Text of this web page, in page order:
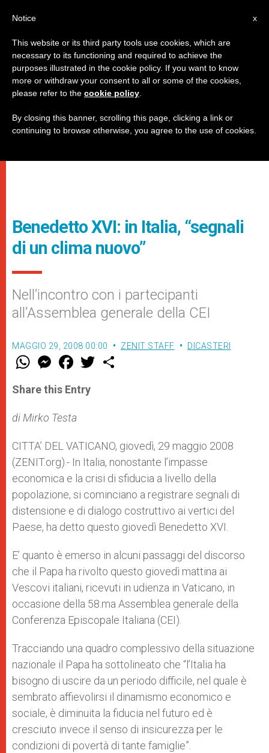
Benedetto XVI: in Italia, “segnali
di un clima nuovo”
Nell’incontro con i partecipanti
all’Assemblea generale della CEI
MAGGIO 29, 2008 00:00 ZENIT STAFF DICASTERI
W
t
s
p
p
M
e
s
e
g
e
F
a
e
b
o
k
w
Share this Entry
di Mirko Testa
CITTA’ DEL VATICANO, giovedì, 29 maggio 2008
(ZENIT.org).- In Italia, nonostante l’impasse
economica e la crisi di sfiducia a livello della
popolazione, si cominciano a registrare segnali di
distensione e di dialogo costruttivo ai vertici del
Paese, ha detto questo giovedì Benedetto XVI.
E’ quanto è emerso in alcuni passaggi del discorso
che il Papa ha rivolto questo giovedì mattina ai
Vescovi italiani, ricevuti in udienza in Vaticano, in
occasione della 58.ma Assemblea generale della
Conferenza Episcopale Italiana (CEI).
Tracciando una quadro complessivo della situazione
nazionale il Papa ha sottolineato che “l’Italia ha
bisogno di uscire da un periodo difficile, nel quale è
sembrato affievolirsi il dinamismo economico e
sociale, è diminuita la fiducia nel futuro ed è
cresciuto invece il senso di insicurezza per le
condizioni di povertà di tante famiglie”.
x
Notice
This website or its third party tools use cookies, which are
necessary to its functioning and required to achieve the
purposes illustrated in the cookie policy. If you want to know
more or withdraw your consent to all or some of the cookies,
please refer to the cookie policy
By closing this banner, scrolling this page, clicking a link or
continuing to browse otherwise, you agree to the use of cookies.